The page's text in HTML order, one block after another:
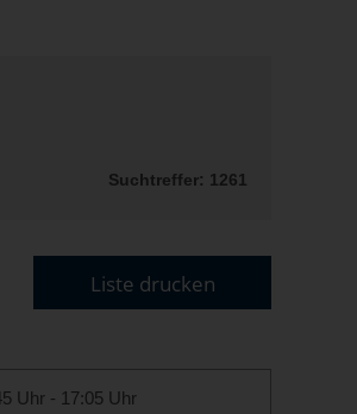
Suchtreffer: 1261
Liste drucken
Uhr - 17:05 Uhr